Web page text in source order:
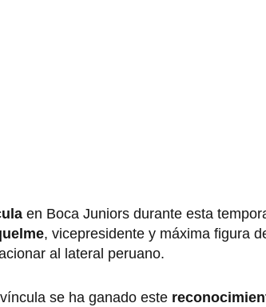
en Boca Juniors durante esta
, vicepresidente y máxima figura
al lateral peruano.
se ha ganado este